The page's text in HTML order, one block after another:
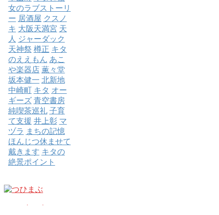
女のラブストーリ
ー 居酒屋 クスノ
キ 大阪天満宮 天
人 ジャーダック
天神祭 樽正 キタ
のええもん あこ
や楽器店 薫々堂
坂本健一 北新地
中崎町 キタ オー
ギーズ 青空書房
純喫茶巡礼 子育
て支援 井上彰 マ
ヅラ まちの記憶
ほんじつ休ませて
戴きます キタの
絶景ポイント
ホーム